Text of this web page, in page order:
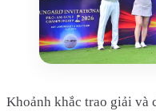
Khoảnh khắc trao giải và